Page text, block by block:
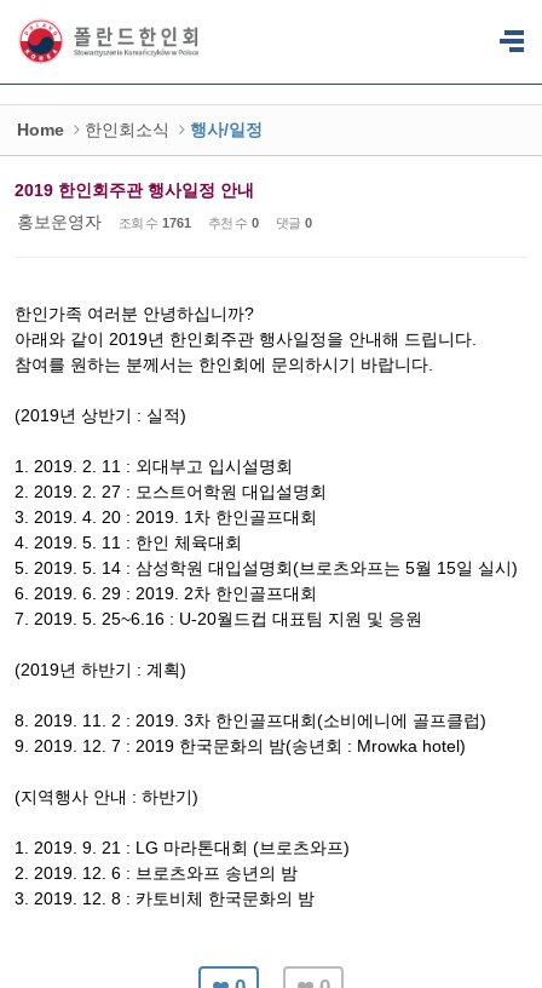
Home 한인회소식 행사/일정
2019 한인회주관 행사일정 안내
홍보운영자
조회 수 1761 추천 수 0 댓글 0
한인가족 여러분 안녕하십니까?
아래와 같이 2019년 한인회주관 행사일정을 안내해 드립니다.
참여를 원하는 분께서는 한인회에 문의하시기 바랍니다.
(2019년 상반기 : 실적)
1. 2019. 2. 11 : 외대부고 입시설명회
2. 2019. 2. 27 : 모스트어학원 대입설명회
3. 2019. 4. 20 : 2019. 1차 한인골프대회
4. 2019. 5. 11 : 한인 체육대회
5. 2019. 5. 14 : 삼성학원 대입설명회(브로츠와프는 5월 15일 실시)
6. 2019. 6. 29 : 2019. 2차 한인골프대회
7. 2019. 5. 25~6.16 : U-20월드컵 대표팀 지원 및 응원
(2019년 하반기 : 계획)
8. 2019. 11. 2 : 2019. 3차 한인골프대회(소비에니에 골프클럽)
9. 2019. 12. 7 : 2019 한국문화의 밤(송년회 : Mrowka hotel)
(지역행사 안내 : 하반기)
1. 2019. 9. 21 : LG 마라톤대회 (브로츠와프)
2. 2019. 12. 6 : 브로츠와프 송년의 밤
3. 2019. 12. 8 : 카토비체 한국문화의 밤